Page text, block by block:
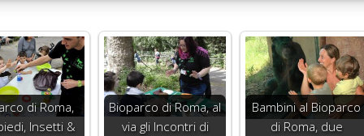
di Roma,
Insetti &
Bioparco di Roma, al
via gli Incontri di
Bambini al Bioparco
di Roma, due